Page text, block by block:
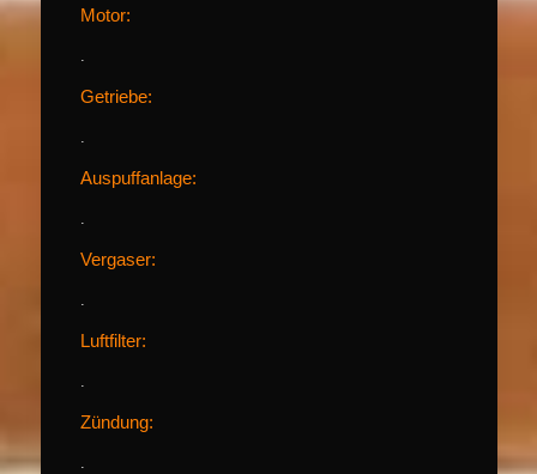
Motor:
.
Getriebe:
.
Auspuffanlage:
.
Vergaser:
.
Luftfilter:
.
Zündung:
.